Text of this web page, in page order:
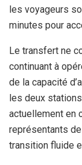
les voyageurs
minutes pour
Le transfert ne
continuant à
de la capacité
les deux
actuellement en
représentants
transition fluide